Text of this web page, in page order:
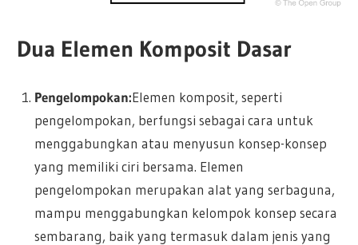
Dua Elemen Komposit Dasar
Pengelompokan:Elemen komposit, seperti
pengelompokan, berfungsi sebagai cara untuk
menggabungkan atau menyusun konsep-konsep
yang memiliki ciri bersama. Elemen
pengelompokan merupakan alat yang serbaguna,
mampu menggabungkan kelompok konsep secara
sembarang, baik yang termasuk dalam jenis yang